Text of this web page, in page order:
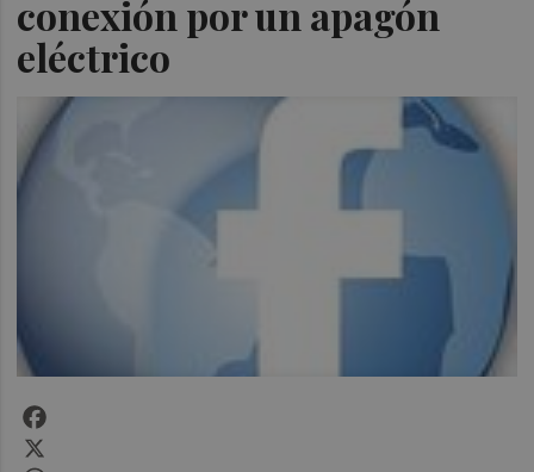
conexión por un apagón
eléctrico